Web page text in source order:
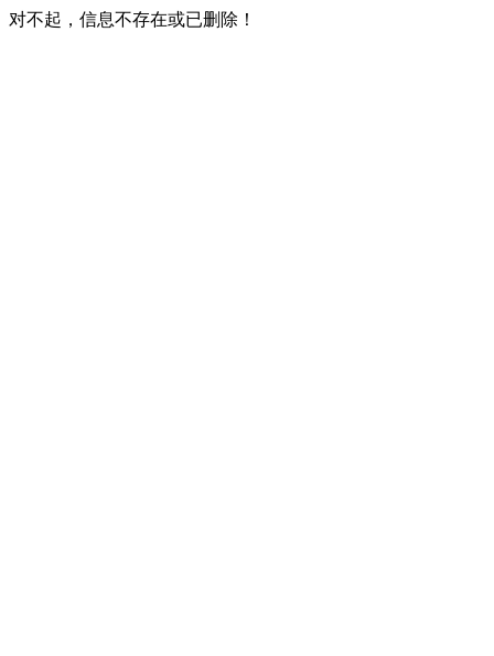
对不起，信息不存在或已删除！